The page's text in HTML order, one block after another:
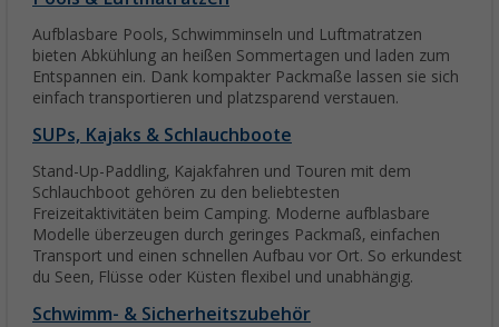
Aufblasbare Pools, Schwimminseln und Luftmatratzen
bieten Abkühlung an heißen Sommertagen und laden zum
Entspannen ein. Dank kompakter Packmaße lassen sie sich
einfach transportieren und platzsparend verstauen.
SUPs, Kajaks & Schlauchboote
Stand-Up-Paddling, Kajakfahren und Touren mit dem
Schlauchboot gehören zu den beliebtesten
Freizeitaktivitäten beim Camping. Moderne aufblasbare
Modelle überzeugen durch geringes Packmaß, einfachen
Transport und einen schnellen Aufbau vor Ort. So erkundest
du Seen, Flüsse oder Küsten flexibel und unabhängig.
Schwimm- & Sicherheitszubehör